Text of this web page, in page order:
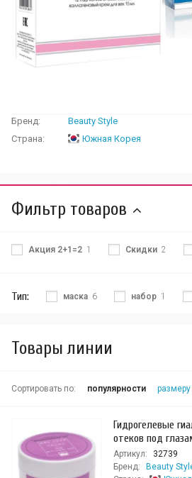
Бренд:
Beauty Style
Страна:
Южная Корея
Фильтр товаров
Акция 2+1=2 1 Скидки 2
Тип: маска 6 набор 1
Товары линии
Сортировать по: популярности
Гидрогелевые
отеков под
Артикул:
32739
Бренд:
Beauty